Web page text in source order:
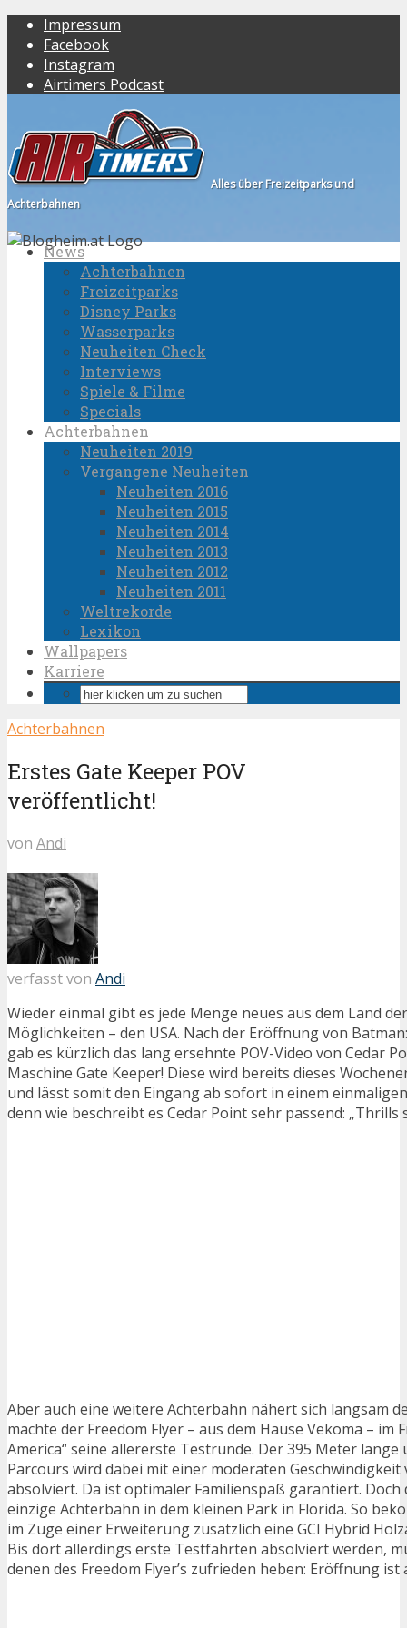
Impressum
Facebook
Instagram
Airtimers Podcast
Alles über Freizeitparks und
Achterbahnen
News
Achterbahnen
Freizeitparks
Disney Parks
Wasserparks
Neuheiten Check
Interviews
Spiele & Filme
Specials
Achterbahnen
Neuheiten 2019
Vergangene Neuheiten
Neuheiten 2016
Neuheiten 2015
Neuheiten 2014
Neuheiten 2013
Neuheiten 2012
Neuheiten 2011
Weltrekorde
Lexikon
Wallpapers
Karriere
Achterbahnen
Erstes Gate Keeper POV
veröffentlicht!
von Andi
verfasst von Andi
Wieder einmal gibt es jede Menge neues aus dem Land
Möglichkeiten – den USA. Nach der Eröffnung von
gab es kürzlich das lang ersehnte POV-Video von Cedar
Maschine Gate Keeper! Diese wird bereits dieses
und lässt somit den Eingang ab sofort in einem
denn wie beschreibt es Cedar Point sehr passend: „Thrills
Aber auch eine weitere Achterbahn nähert sich langsam
machte der Freedom Flyer – aus dem Hause Vekoma – im
America“ seine allererste Testrunde. Der 395 Meter lange
Parcours wird dabei mit einer moderaten Geschwindigkeit
absolviert. Da ist optimaler Familienspaß garantiert. Doch
einzige Achterbahn in dem kleinen Park in Florida. So
im Zuge einer Erweiterung zusätzlich eine GCI Hybrid
Bis dort allerdings erste Testfahrten absolviert werden,
denen des Freedom Flyer’s zufrieden heben: Eröffnung ist